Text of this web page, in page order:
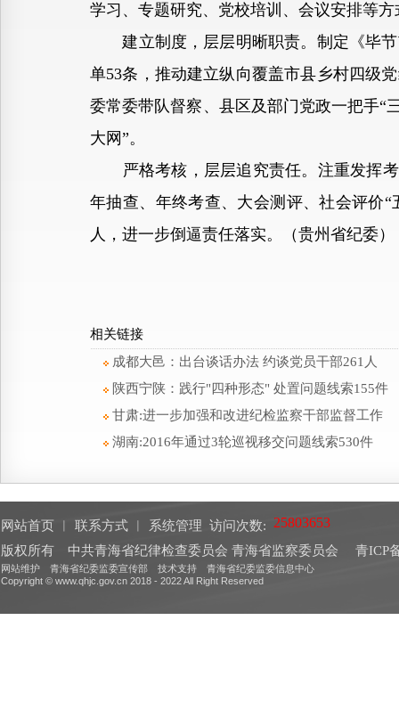
学习、专题研究、党校培训、会议安排等
建立制度，层层明晰职责。制定《毕节
单53条，推动建立纵向覆盖市县乡村四级
委常委带队督察、县区及部门党政一把手“
大网”。
严格考核，层层追究责任。注重发挥考
年抽查、年终考查、大会测评、社会评价
人，进一步倒逼责任落实。（贵州省纪委）
相关链接
成都大邑：出台谈话办法 约谈党员干部261人
陕西宁陕：践行"四种形态" 处置问题线索155件
甘肃:进一步加强和改进纪检监察干部监督工作
湖南:2016年通过3轮巡视移交问题线索530件
网站首页 联系方式 系统管理 访问次数:
版权所有 中共青海省纪律检查委员会 青海省监察委员会
青ICP
网站维护 青海省纪委监委宣传部 技术支持 青海省纪委监委信息中心
Copyright © www.qhjc.gov.cn 2018 - 2022 All Right Reserved